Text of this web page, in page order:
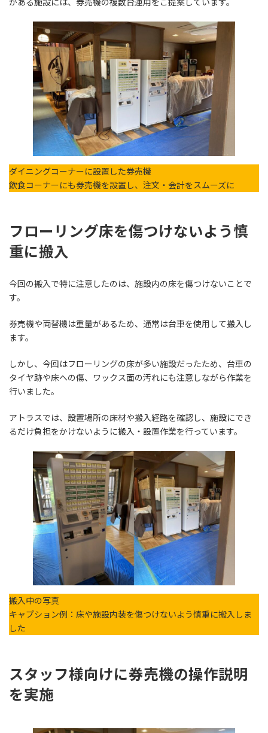
がある施設には、券売機の複数台運用をご提案しています。
ダイニングコーナーに設置した券売機
飲食コーナーにも券売機を設置し、注文・会計をスムーズに
フローリング床を傷つけないよう慎
重に搬入
今回の搬入で特に注意したのは、施設内の床を傷つけないことで
す。
券売機や両替機は重量があるため、通常は台車を使用して搬入し
ます。
しかし、今回はフローリングの床が多い施設だったため、台車の
タイヤ跡や床への傷、ワックス面の汚れにも注意しながら作業を
行いました。
アトラスでは、設置場所の床材や搬入経路を確認し、施設にでき
るだけ負担をかけないように搬入・設置作業を行っています。
搬入中の写真
キャプション例：床や施設内装を傷つけないよう慎重に搬入しま
した
スタッフ様向けに券売機の操作説明
を実施